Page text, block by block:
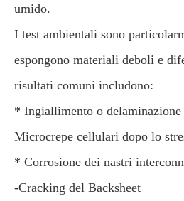
umido.
I test ambientali sono
espongono materiali deboli e
risultati comuni includono:
* Ingiallimento o delaminazione
Microcrepe cellulari dopo lo
* Corrosione dei nastri
-Cracking del Backsheet